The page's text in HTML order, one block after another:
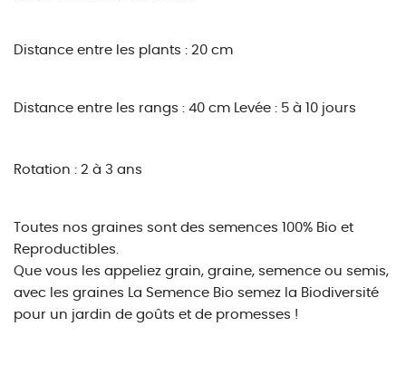
Distance entre les plants : 20 cm
Distance entre les rangs : 40 cm Levée : 5 à 10 jours
Rotation : 2 à 3 ans
Toutes nos graines sont des semences 100% Bio et
Reproductibles.
Que vous les appeliez grain, graine, semence ou semis,
avec les graines La Semence Bio semez la Biodiversité
pour un jardin de goûts et de promesses !